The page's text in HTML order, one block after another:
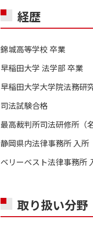
経歴
錦城高等学校 卒業
早稲田大学 法学部 卒業
早稲田大学大学院法務研
司法試験合格
最高裁判所司法研修所（
静岡県内法律事務所 入所
ベリーベスト法律事務所
取り扱い分野